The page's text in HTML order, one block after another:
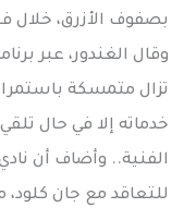
بصفوف الأزرق، خلال
وقال الغندور، عبر
تزال متمسكة
خدماته إلا في حال
للتعاقد مع جان كلود،